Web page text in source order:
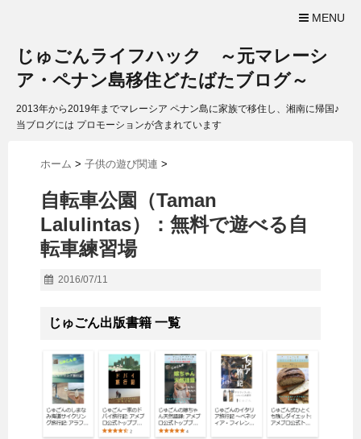
MENU
じゅごんライフハック ～元マレーシ
ア・ペナン島移住どたばたブログ～
2013年から2019年までマレーシア ペナン島に家族で移住し、湘南に帰国♪
当ブログには プロモーションが含まれています
ホーム > 子供の遊び関連 >
自転車公園（Taman
Lalulintas）：無料で遊べる自
転車練習場
2016/07/11
じゅごん出版書籍 一覧